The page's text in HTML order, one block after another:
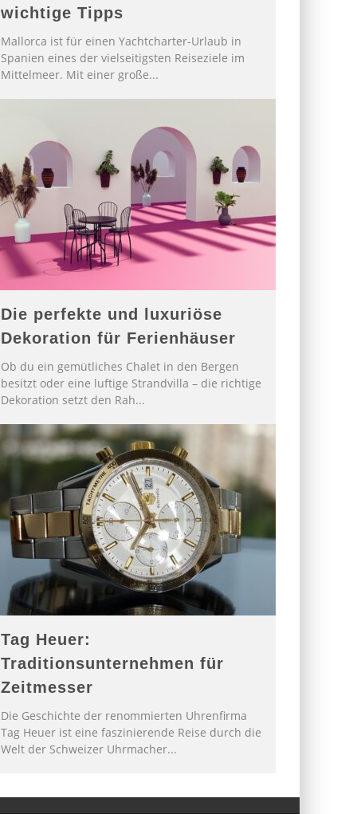
wichtige Tipps
Mallorca ist für einen Yachtcharter-Urlaub in
Spanien eines der vielseitigsten Reiseziele im
Mittelmeer. Mit einer große...
Die perfekte und luxuriöse
Dekoration für Ferienhäuser
Ob du ein gemütliches Chalet in den Bergen
besitzt oder eine luftige Strandvilla – die richtige
Dekoration setzt den Rah...
Tag Heuer:
Traditionsunternehmen für
Zeitmesser
Die Geschichte der renommierten Uhrenfirma
Tag Heuer ist eine faszinierende Reise durch die
Welt der Schweizer Uhrmacher...